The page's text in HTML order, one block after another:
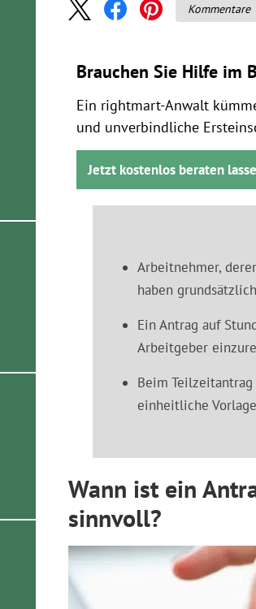
Kommentare
Brauchen Sie Hilfe im
Ein rightmart-Anwalt
und unverbindliche
Jetzt kostenlos beraten
Arbeitnehmer,
haben
Ein Antrag auf
Arbeitgeber
Beim
einheitliche
Wann ist ein
sinnvoll?